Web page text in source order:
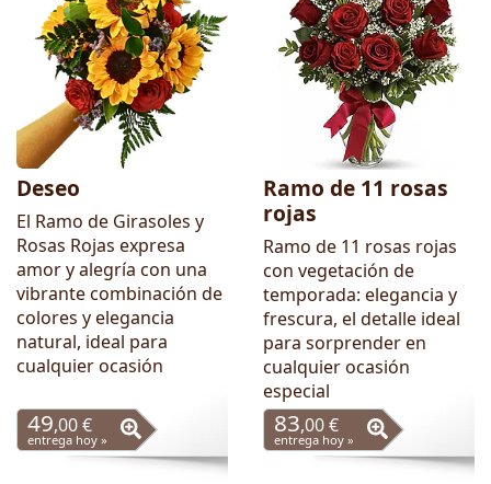
Deseo
El Ramo de Girasoles y
Rosas Rojas expresa
amor y alegría con una
vibrante combinación de
colores y elegancia
natural, ideal para
cualquier ocasión
49,00 €
entrega hoy »
Ramo de 11 rosas
rojas
Ramo de 11 rosas rojas
con vegetación de
temporada: elegancia y
frescura, el detalle ideal
para sorprender en
cualquier ocasión
especial
83,00 €
entrega hoy »